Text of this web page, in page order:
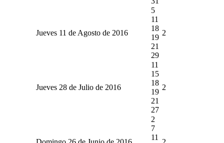
Jueves 11 de Agosto de 2016
5
11
18
19
21
29
2
Jueves 28 de Julio de 2016
11
15
18
19
21
27
2
2
7
11